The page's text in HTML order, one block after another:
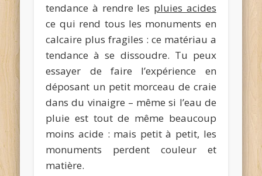
tendance à rendre les pluies acides
ce qui rend tous les monuments en
calcaire plus fragiles : ce matériau a
tendance à se dissoudre. Tu peux
essayer de faire l’expérience en
déposant un petit morceau de craie
dans du vinaigre – même si l’eau de
pluie est tout de même beaucoup
moins acide : mais petit à petit, les
monuments perdent couleur et
matière.